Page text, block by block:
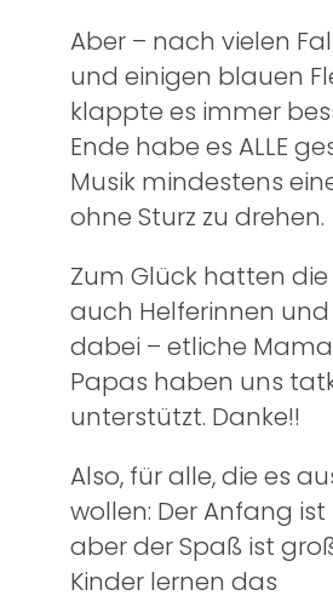
Aber – nach vielen
und einigen blauen
klappte es immer
Ende habe es ALLE
Musik mindestens
ohne Sturz zu drehen.
Zum Glück hatten die
auch Helferinnen und
dabei – etliche
Papas haben uns
unterstützt. Danke!!
Also, für alle, die es
wollen: Der Anfang ist
aber der Spaß ist
Kinder lernen das